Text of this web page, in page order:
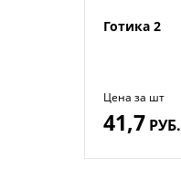
Готика 2
Цена за шт
41,7 РУБ.